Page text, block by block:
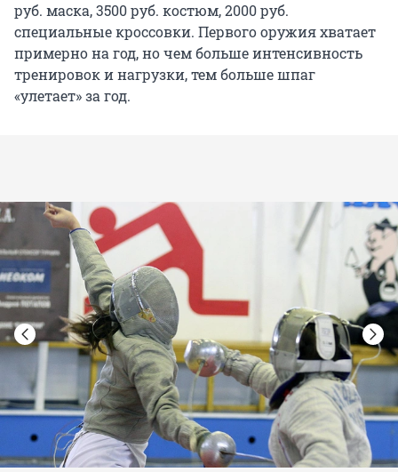
руб. маска, 3500 руб. костюм, 2000 руб.
специальные кроссовки. Первого оружия хватает
примерно на год, но чем больше интенсивность
тренировок и нагрузки, тем больше шпаг
«улетает» за год.